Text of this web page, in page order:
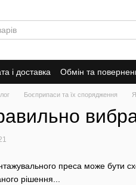
і доставка Обмін та
Боєприпаси та їх спорядження
преса може бути
рішення...